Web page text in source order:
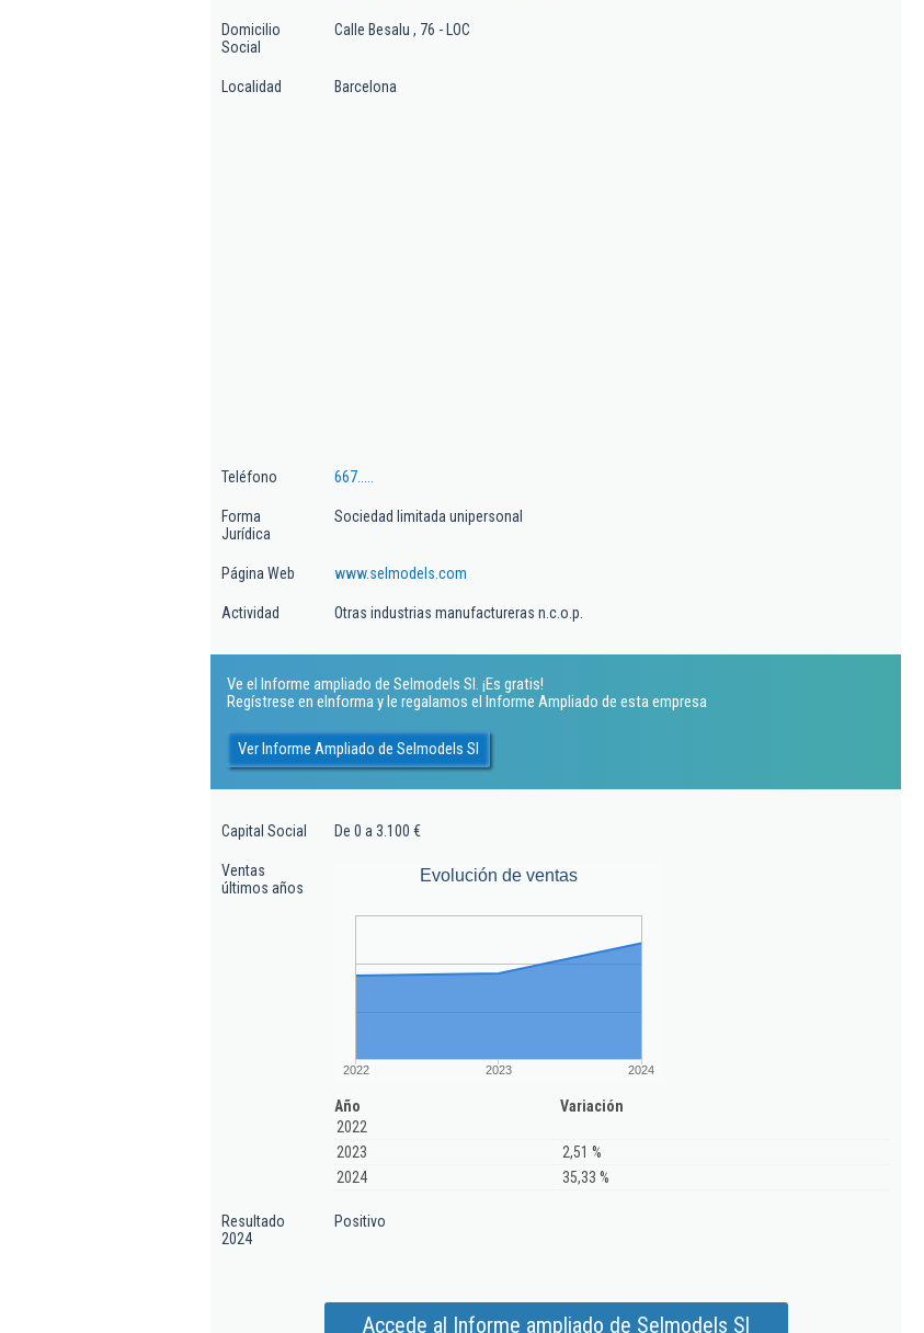
Domicilio
Social
Calle Besalu , 76 - LOC
Localidad Barcelona
Teléfono 667.....
Forma
Jurídica
Sociedad limitada unipersonal
Página Web www.selmodels.com
Actividad Otras industrias manufactureras n.c.o.p.
Ve el Informe ampliado de Selmodels Sl. ¡Es gratis!
Regístrese en eInforma y le regalamos el Informe Ampliado de esta empresa
Ver Informe Ampliado de Selmodels Sl
Capital Social De 0 a 3.100 €
Ventas
últimos años
Evolución de ventas
2022 2023 2024
Año
Variación
2022
2023
2,51 %
2024
35,33 %
Resultado
2024
Positivo
Accede al Informe ampliado de Selmodels Sl